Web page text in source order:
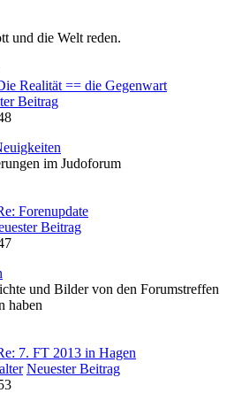
und die Welt reden.
Realität == die Gegenwart
Beitrag
im Judoforum
Forenupdate
Beitrag
und Bilder von den Forumstreffen
haben
7. FT 2013 in Hagen
Neuester Beitrag